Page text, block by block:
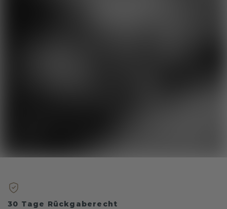
30 Tage Rückgaberecht